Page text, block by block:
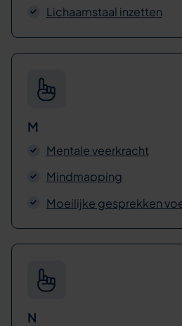
Lichaamstaal inzetten
M
Mentale veerkracht
Mindmapping
Moeilijke gesprekken
N